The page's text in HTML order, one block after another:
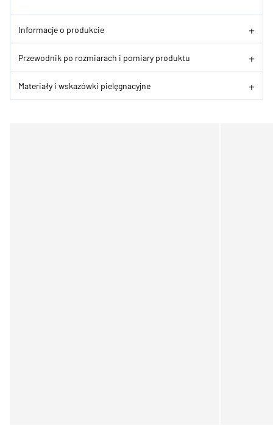
Informacje o produkcie
Przewodnik po rozmiarach i pomiary produktu
Materiały i wskazówki pielęgnacyjne